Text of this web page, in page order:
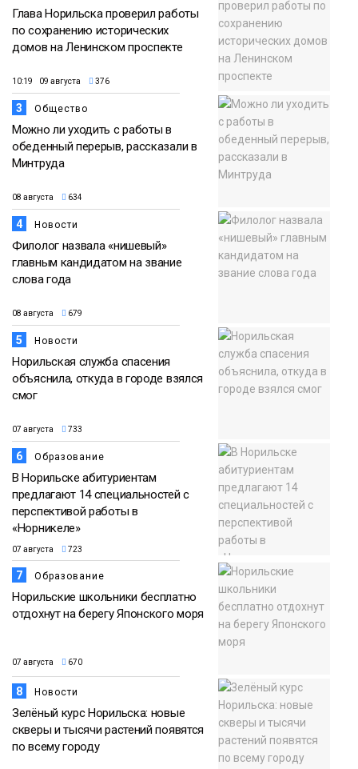
Глава Норильска проверил работы
по сохранению исторических
домов на Ленинском проспекте
10:19 09 августа 376
3 Общество
Можно ли уходить с работы в
обеденный перерыв, рассказали в
Минтруда
08 августа 634
4 Новости
Филолог назвала «нишевый»
главным кандидатом на звание
слова года
08 августа 679
5 Новости
Норильская служба спасения
объяснила, откуда в городе взялся
смог
07 августа 733
6 Образование
В Норильске абитуриентам
предлагают 14 специальностей с
перспективой работы в
«Норникеле»
07 августа 723
7 Образование
Норильские школьники бесплатно
отдохнут на берегу Японского моря
07 августа 670
8 Новости
Зелёный курс Норильска: новые
скверы и тысячи растений появятся
по всему городу